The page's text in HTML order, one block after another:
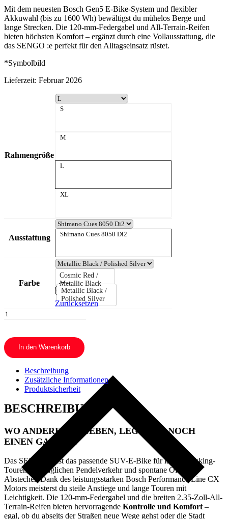
Mit dem neuesten Bosch Gen5 E-Bike-System und flexibler
Akkuwahl (bis zu 1600 Wh) bewältigst du mühelos Berge und
lange Strecken. Die 120-mm-Federgabel und All-Terrain-Reifen
bieten höchsten Komfort – ergänzt durch eine Vollausstattung, die
das SENGO :e perfekt für den Alltagseinsatz rüstet.
*Symbolbild
Lieferzeit: Februar 2026
Rahmengröße
S
M
L
XL
Ausstattung Shimano Cues 8050 Di2
Farbe
Cosmic Red /
Metallic Black
Metallic Black /
Polished Silver
Zurücksetzen
SIMPLON
SENGO:e
Menge
In den Warenkorb
Beschreibung
Zusätzliche Informationen
Produktsicherheit
BESCHREIBUNG
WO ANDERE AUFGEBEN, LEGST DU NOCH
EINEN GANG ZU
Das SENGO :e ist das passende SUV-E-Bike für lange Trekking-
Touren, den täglichen Pendelverkehr und spontane Offroad-
Abstecher. Dank des leistungsstarken Bosch Performance Line CX
Motors meisterst du steile Anstiege und lange Touren mit
Leichtigkeit. Die 120-mm-Federgabel und die breiten 2.35-Zoll-All-
Terrain-Reifen bieten hervorragende Kontrolle und Komfort –
egal, ob du abseits der Straßen neue Wege gehst oder die Stadt